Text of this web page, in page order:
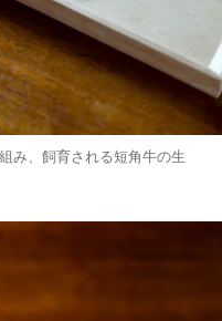
み、飼育される短角牛の生